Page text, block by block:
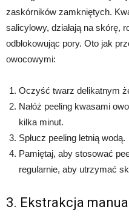
zaskórników zamkniętych.
salicylowy, działają na skórę,
odblokowując pory. Oto jak
owocowymi:
Oczyść twarz delikatnym
Nałóż peeling kwasami
kilka minut.
Spłucz peeling letnią wodą.
Pamiętaj, aby stosować
regularnie, aby utrzymać
3. Ekstrakcja